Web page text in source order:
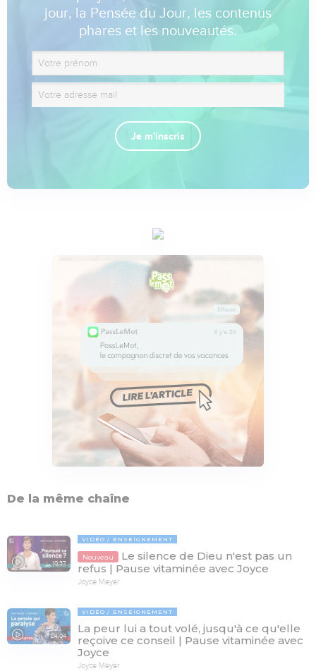
jour, la Pensée du Jour, les contenus
phares et les nouveautés.
Je m'inscris
De la même chaîne
10:37
VIDÉO ENSEIGNEMENT
Nouveau
Le silence de Dieu n'est pas un
refus | Pause vitaminée avec Joyce
Joyce Meyer
04:04
VIDÉO ENSEIGNEMENT
La peur lui a tout volé, jusqu'à ce qu'elle
reçoive ce conseil | Pause vitaminée avec
Joyce
Joyce Meyer